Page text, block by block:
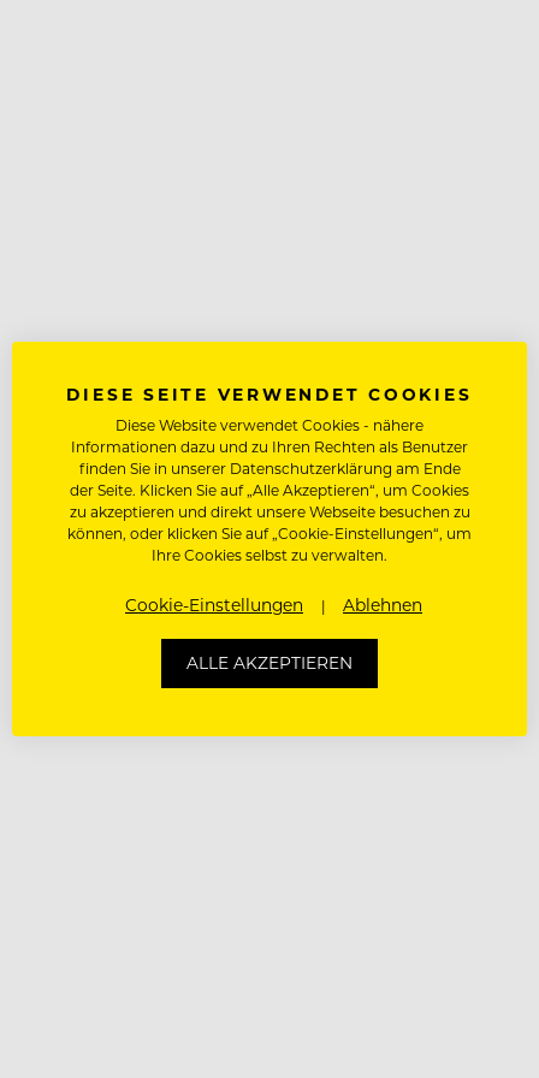
DIESE SEITE VERWENDET COOKIES
Diese Website verwendet Cookies - nähere
Informationen dazu und zu Ihren Rechten als Benutzer
finden Sie in unserer Datenschutzerklärung am Ende
der Seite. Klicken Sie auf „Alle Akzeptieren“, um Cookies
zu akzeptieren und direkt unsere Webseite besuchen zu
können, oder klicken Sie auf „Cookie-Einstellungen“, um
Ihre Cookies selbst zu verwalten.
Cookie-Einstellungen Ablehnen
ALLE AKZEPTIEREN